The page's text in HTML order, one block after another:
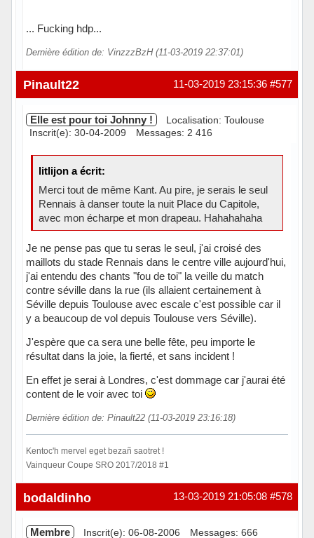
... Fucking hdp...
Dernière édition de: VinzzzBzH (11-03-2019 22:37:01)
En ligne #577
11-03-2019 23:15:36
Pinault22
Elle est pour toi Johnny !
Localisation: Toulouse
Inscrit(e): 30-04-2009
Messages: 2 416
litlijon a écrit:
Merci tout de même Kant. Au pire, je serais le seul
Rennais à danser toute la nuit Place du Capitole,
avec mon écharpe et mon drapeau. Hahahahaha
Je ne pense pas que tu seras le seul, j'ai croisé des
maillots du stade Rennais dans le centre ville aujourd'hui,
j'ai entendu des chants "fou de toi" la veille du match
contre séville dans la rue (ils allaient certainement à
Séville depuis Toulouse avec escale c'est possible car il
y a beaucoup de vol depuis Toulouse vers Séville).
J'espère que ca sera une belle fête, peu importe le
résultat dans la joie, la fierté, et sans incident !
En effet je serai à Londres, c'est dommage car j'aurai été
content de le voir avec toi
Dernière édition de: Pinault22 (11-03-2019 23:16:18)
Kentoc'h mervel eget bezañ saotret !
Vainqueur Coupe SRO 2017/2018 #1
Hors ligne #578
13-03-2019 21:05:08
bodaldinho
Membre Inscrit(e): 06-08-2006 Messages: 666